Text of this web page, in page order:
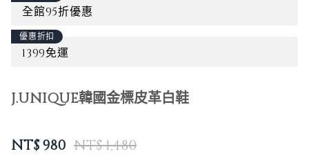
全館95折優惠
優惠折扣
1399免運
J.UNIQUE韓國金標皮革白鞋
NT$980 NT$ 1,480